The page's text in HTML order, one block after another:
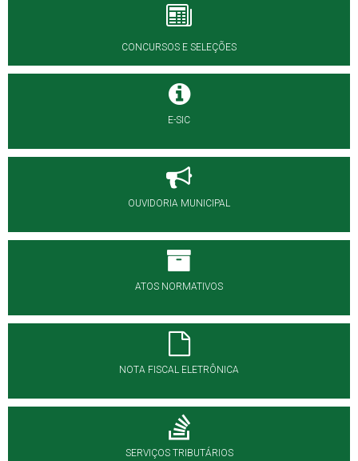
CONCURSOS E SELEÇÕES
E-SIC
OUVIDORIA MUNICIPAL
ATOS NORMATIVOS
NOTA FISCAL ELETRÔNICA
SERVIÇOS TRIBUTÁRIOS